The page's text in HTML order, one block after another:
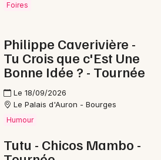
Montrond
Amand-Montrond
Foires
Philippe Caverivière -
Tu Crois que c'Est Une
Bonne Idée ? - Tournée
Le 18/09/2026
Le Palais d'Auron - Bourges
Humour
Tutu - Chicos Mambo -